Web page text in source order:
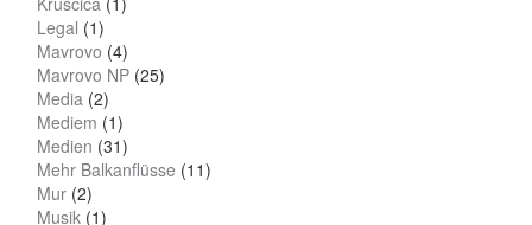
Legal (1)
Mavrovo (4)
Mavrovo NP (25)
Media (2)
Mediem (1)
Medien (31)
Mehr Balkanflüsse (11)
Mur (2)
Musik (1)